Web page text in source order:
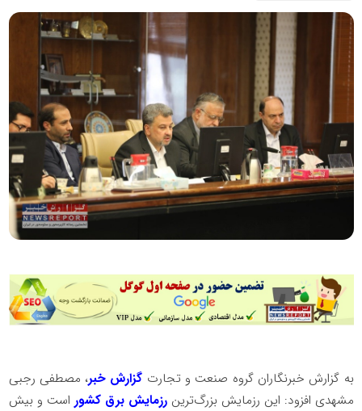
به گزارش خبرنگاران گروه صنعت و تجارت گزارش خبر، مصطفی رجبی
مشهدی افزود: این رزمایش بزرگ‌ترین رزمایش برق کشور است و بیش